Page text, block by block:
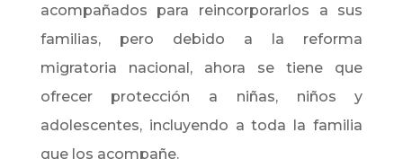
acompañados para reincorporarlos a sus
familias, pero debido a la reforma
migratoria nacional, ahora se tiene que
ofrecer protección a niñas, niños y
adolescentes, incluyendo a toda la familia
que los acompañe.